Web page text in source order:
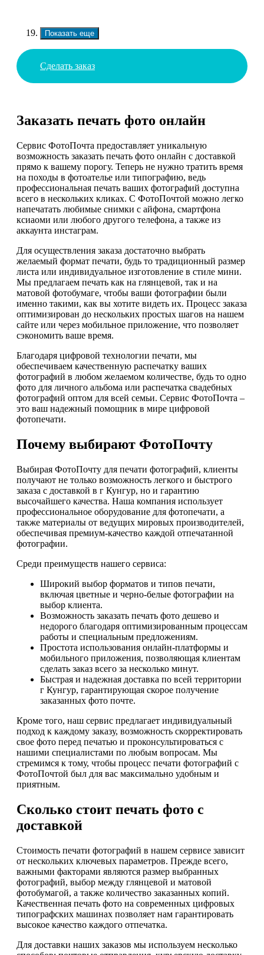
Показать еще
Сделать заказ
Заказать печать фото онлайн
Сервис ФотоПочта предоставляет уникальную
возможность заказать печать фото онлайн с доставкой
прямо к вашему порогу. Теперь не нужно тратить время
на походы в фотоателье или типографию, ведь
профессиональная печать ваших фотографий доступна
всего в нескольких кликах. С ФотоПочтой можно легко
напечатать любимые снимки с айфона, смартфона
ксиаоми или любого другого телефона, а также из
аккаунта инстаграм.
Для осуществления заказа достаточно выбрать
желаемый формат печати, будь то традиционный размер
листа или индивидуальное изготовление в стиле мини.
Мы предлагаем печать как на глянцевой, так и на
матовой фотобумаге, чтобы ваши фотографии были
именно такими, как вы хотите видеть их. Процесс заказа
оптимизирован до нескольких простых шагов на нашем
сайте или через мобильное приложение, что позволяет
сэкономить ваше время.
Благодаря цифровой технологии печати, мы
обеспечиваем качественную распечатку ваших
фотографий в любом желаемом количестве, будь то одно
фото для личного альбома или распечатка свадебных
фотографий оптом для всей семьи. Сервис ФотоПочта –
это ваш надежный помощник в мире цифровой
фотопечати.
Почему выбирают ФотоПочту
Выбирая ФотоПочту для печати фотографий, клиенты
получают не только возможность легкого и быстрого
заказа с доставкой в г Кунгур, но и гарантию
высочайшего качества. Наша компания использует
профессиональное оборудование для фотопечати, а
также материалы от ведущих мировых производителей,
обеспечивая премиум-качество каждой отпечатанной
фотографии.
Среди преимуществ нашего сервиса:
Широкий выбор форматов и типов печати,
включая цветные и черно-белые фотографии на
выбор клиента.
Возможность заказать печать фото дешево и
недорого благодаря оптимизированным процессам
работы и специальным предложениям.
Простота использования онлайн-платформы и
мобильного приложения, позволяющая клиентам
сделать заказ всего за несколько минут.
Быстрая и надежная доставка по всей территории
г Кунгур, гарантирующая скорое получение
заказанных фото почте.
Кроме того, наш сервис предлагает индивидуальный
подход к каждому заказу, возможность скорректировать
свое фото перед печатью и проконсультироваться с
нашими специалистами по любым вопросам. Мы
стремимся к тому, чтобы процесс печати фотографий с
ФотоПочтой был для вас максимально удобным и
приятным.
Сколько стоит печать фото с
доставкой
Стоимость печати фотографий в нашем сервисе зависит
от нескольких ключевых параметров. Прежде всего,
важными факторами являются размер выбранных
фотографий, выбор между глянцевой и матовой
фотобумагой, а также количество заказанных копий.
Качественная печать фото на современных цифровых
типографских машинах позволяет нам гарантировать
высокое качество каждого отпечатка.
Для доставки наших заказов мы используем несколько